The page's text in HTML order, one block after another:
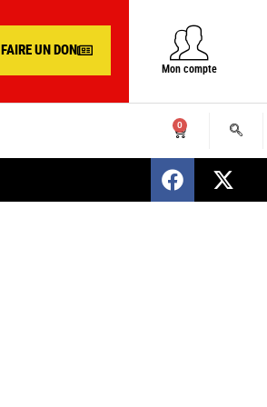
FAIRE UN DON
Mon compte
0
SENEGAL : Nomination d’un nouveau